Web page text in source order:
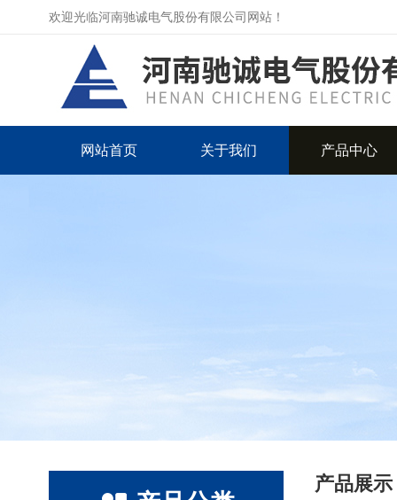
欢迎光临河南驰诚电气股份有限公司网站！
网站首页 关于我们 产品中心
产品展示